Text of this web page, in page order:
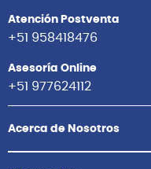
Atención Postventa
+51 958418476
Asesoría Online
+51 977624112
Acerca de Nosotros